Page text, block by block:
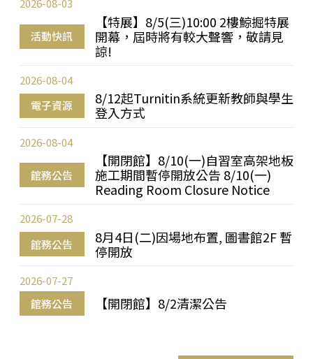
活動快訊
【特展】8/5(三)10:00 2樓鯨掘特展
開幕，屆時將有較大聲響，敬請見
諒!
2026-08-03
電子資源
8/12起Turnitin系統更新教師與學生
登入方式
2026-08-04
館務公告
【開閉館】8/10(一)自習室高架地板
施工期間暫停開放公告 8/10(一)
Reading Room Closure Notice
2026-08-04
館務公告
8月4日(二)因場地布置, 圖書館2F 暫
停開放
2026-07-28
館務公告 【開閉館】8/2清潔公告
2026-07-27